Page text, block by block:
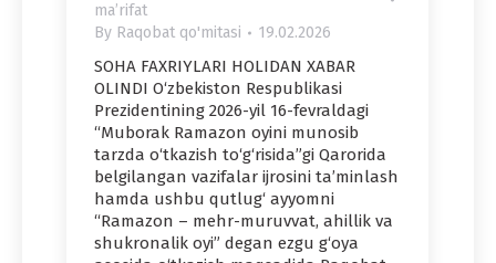
maʼrifat
By Raqobat qo'mitasi 19.02.2026
SOHA FAXRIYLARI HOLIDAN XABAR
OLINDI O‘zbekiston Respublikasi
Prezidentining 2026-yil 16-fevraldagi
“Muborak Ramazon oyini munosib
tarzda o‘tkazish to‘g‘risida”gi Qarorida
belgilangan vazifalar ijrosini ta’minlash
hamda ushbu qutlug‘ ayyomni
“Ramazon – mehr-muruvvat, ahillik va
shukronalik oyi” degan ezgu g‘oya